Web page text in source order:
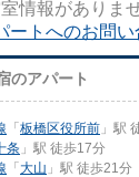
情報がありませ
ートへのお問い
のアパート
「 板橋区役所前 」駅
条 」駅 徒歩17分
「 大山 」駅 徒歩21分